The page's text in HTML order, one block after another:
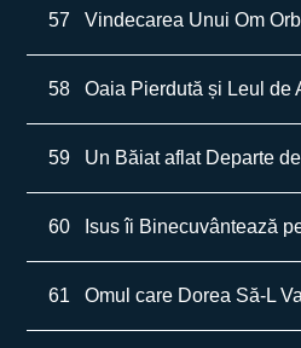
57 Vindecarea Unui Om Orb
58 Oaia Pierdută și Leul de
59 Un Băiat aflat Departe
60 Isus îi Binecuvântează
61 Omul care Dorea Să-L